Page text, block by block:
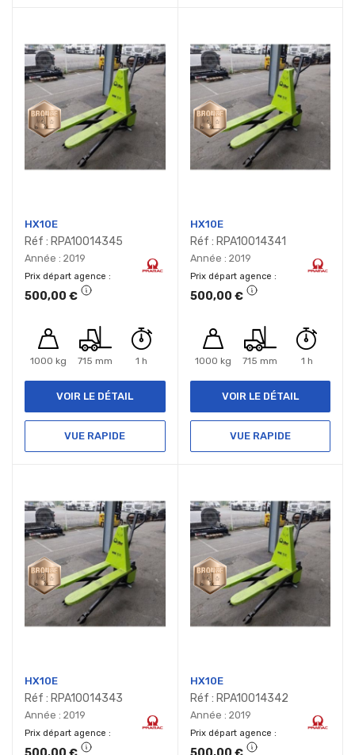
HX10E
Réf : RPA10014345
Année : 2019
Prix départ agence
500,00 €
1000 kg 715 mm 1 h
VOIR LE DÉTAIL
VUE RAPIDE
HX10E
Réf : RPA10014341
Année : 2019
Prix départ agence
500,00 €
1000 kg 715 mm 1 h
VOIR LE DÉTAIL
VUE RAPIDE
HX10E
Réf : RPA10014343
Année : 2019
Prix départ agence
HX10E
Réf : RPA10014342
Année : 2019
Prix départ agence